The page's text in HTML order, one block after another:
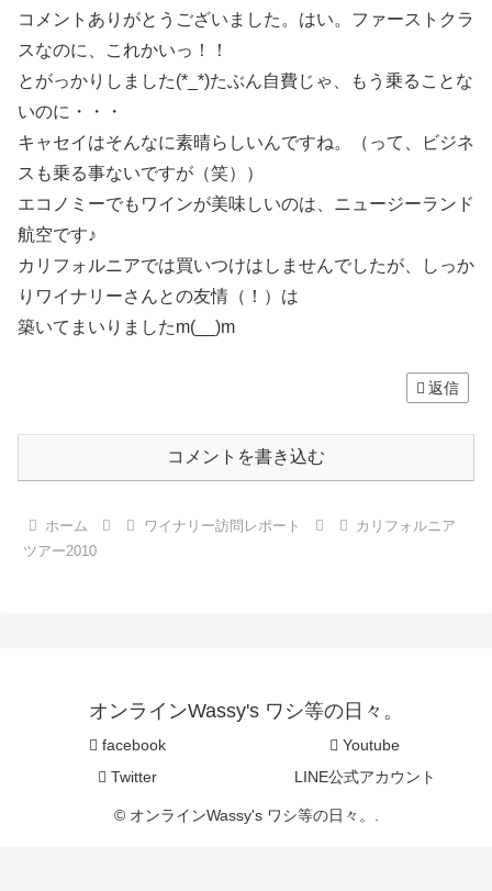
コメントありがとうございました。はい。ファーストクラ
スなのに、これかいっ！！
とがっかりしました(*_*)たぶん自費じゃ、もう乗ることな
いのに・・・
キャセイはそんなに素晴らしいんですね。（って、ビジネ
スも乗る事ないですが（笑））
エコノミーでもワインが美味しいのは、ニュージーランド
航空です♪
カリフォルニアでは買いつけはしませんでしたが、しっか
りワイナリーさんとの友情（！）は
築いてまいりましたm(__)m
返信
コメントを書き込む
ホーム ワイナリー訪問レポート
カリフォルニア
ツアー2010
オンラインWassy's ワシ等の日々。
facebook
Youtube
Twitter
LINE公式アカウント
© オンラインWassy's ワシ等の日々。.